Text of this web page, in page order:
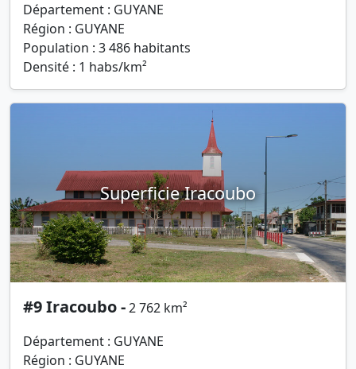
Département : GUYANE
Région : GUYANE
Population : 3 486 habitants
Densité : 1 habs/km²
Superficie Iracoubo
#9 Iracoubo -2 762 km²
Département : GUYANE
Région : GUYANE